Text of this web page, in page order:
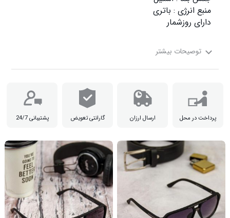
پرداخت در محل ارسال ارزان گارانتی تعویض پشتیبانی 24/7